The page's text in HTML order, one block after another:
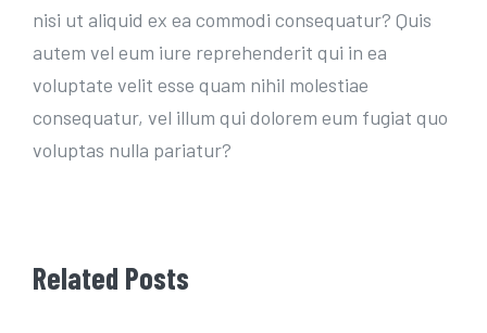
nisi ut aliquid ex ea commodi consequatur? Quis
autem vel eum iure reprehenderit qui in ea
voluptate velit esse quam nihil molestiae
consequatur, vel illum qui dolorem eum fugiat quo
voluptas nulla pariatur?
Related Posts